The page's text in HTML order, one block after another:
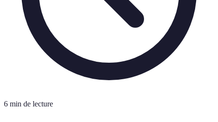
6 min de lecture